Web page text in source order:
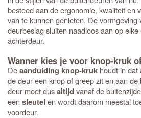
besteed aan de ergonomie, kwaliteit en
van te kunnen genieten. De vormgeving
deurbeslag sluiten naadloos aan op
achterdeur.
Wanner kies je voor knop-kruk
Deaanduiding knop-kruk houdt in dat
de deur een knop of greep zit en aan
deur moet dusaltijd vanaf de buitenzijde
eensleutel en wordt daarom meestal
voordeur.